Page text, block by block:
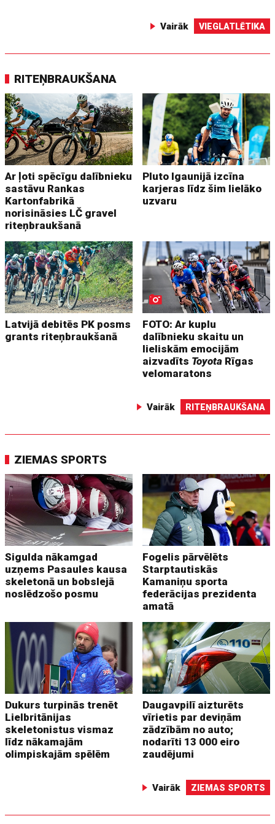
Vairāk VIEGLATLĒTIKA
RITEŅBRAUKŠANA
Ar ļoti spēcīgu dalībnieku
sastāvu Rankas
Kartonfabrikā
norisināsies LČ gravel
riteņbraukšanā
Pluto Igaunijā izcīna
karjeras līdz šim lielāko
uzvaru
Latvijā debitēs PK posms
grants riteņbraukšanā
FOTO: Ar kuplu
dalībnieku skaitu un
lieliskām emocijām
aizvadīts Toyota Rīgas
velomaratons
Vairāk RITEŅBRAUKŠANA
ZIEMAS SPORTS
Sigulda nākamgad
uzņems Pasaules kausa
skeletonā un bobslejā
noslēdzošo posmu
Fogelis pārvēlēts
Starptautiskās
Kamaniņu sporta
federācijas prezidenta
amatā
Dukurs turpinās trenēt
Lielbritānijas
skeletonistus vismaz
līdz nākamajām
olimpiskajām spēlēm
Daugavpilī aizturēts
vīrietis par deviņām
zādzībām no auto;
nodarīti 13 000 eiro
zaudējumi
Vairāk ZIEMAS SPORTS